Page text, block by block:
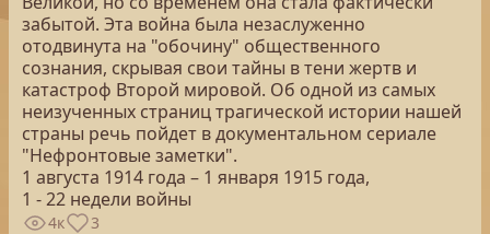
забытой. Эта война была незаслуженно
отодвинута на "обочину" общественного
сознания, скрывая свои тайны в тени жертв и
катастроф Второй мировой. Об одной из самых
неизученных страниц трагической истории нашей
страны речь пойдет в документальном сериале
"Нефронтовые заметки".
1 августа 1914 года – 1 января 1915 года,
1 - 22 недели войны
4к 3